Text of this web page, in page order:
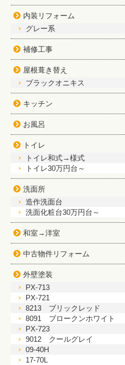
内装リフォーム
グレー系
補修工事
屋根葺き替え
ブラックオニキス
キッチン
お風呂
トイレ
トイレ和式→様式
トイレ30万円台～
洗面所
造作洗面台
洗面化粧台30万円台～
和室→洋室
中古物件リフォーム
外壁塗装
PX-713
PX-721
8213 ブリックレッド
8091 ブロークンホワイト
PX-723
9012 クールグレイ
09-40H
17-70L